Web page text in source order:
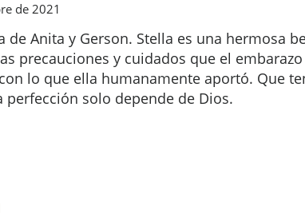
de 2021
Anita y Gerson. Stella es una hermosa
precauciones y cuidados que el
lo que ella humanamente aportó. Que
solo depende de Dios.